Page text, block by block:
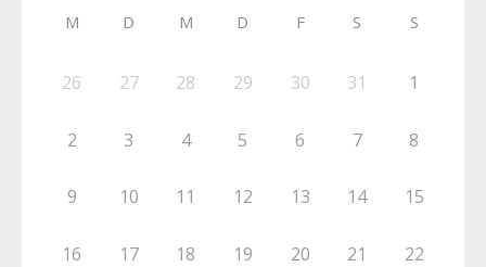
M D M D F S S
26 27 28 29 30 31 1
2 3 4 5 6 7 8
9 10 11 12 13 14 15
16 17 18 19 20 21 22